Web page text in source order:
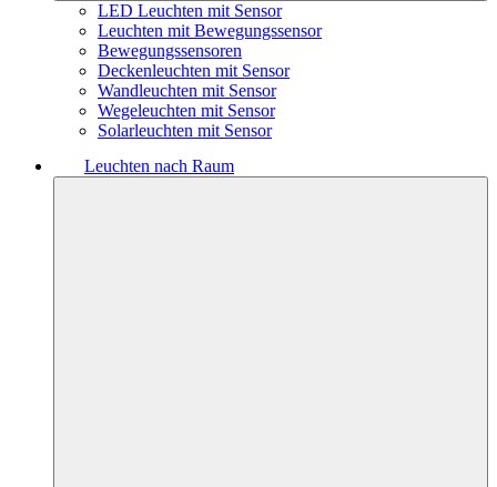
LED Leuchten mit Sensor
Leuchten mit Bewegungssensor
Bewegungssensoren
Deckenleuchten mit Sensor
Wandleuchten mit Sensor
Wegeleuchten mit Sensor
Solarleuchten mit Sensor
Leuchten nach Raum